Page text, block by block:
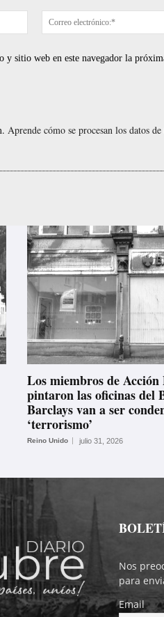
Nombre:*
sitio web en este navegador la
Aprende cómo se procesan los datos
Los miembros de Acción
pintaron las oficinas del
Barclays van a ser
‘terrorismo’
Reino Unido julio 31, 2026
Nos
para
Email